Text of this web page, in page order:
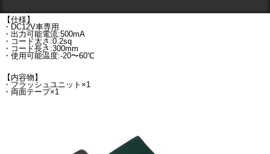
【仕様】
・DC12V車専用
・出力可能電流:500mA
・コード太さ:0.2sq
・コード長さ:300mm
・使用可能温度:-20〜60℃
【内容物】
・フラッシュユニット×1
・両面テープ×1